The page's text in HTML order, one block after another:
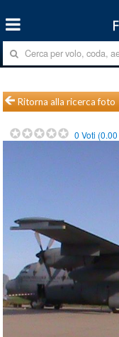
Ritorna alla ricerca foto
0 Voti (0.00